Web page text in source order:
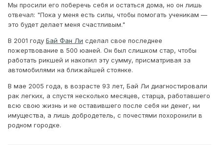
Мы просили его поберечь себя и остаться дома, но он лишь
отвечал: "Пока у меня есть силы, чтобы помогать ученикам —
это будет делает меня счастливым."
В 2001 году Бай Фан Ли сделал свое последнее
пожертвование в 500 юаней. Он был слишком стар, чтобы
работать рикшей и накопил эту сумму, присматривая за
автомобилями на ближайшей стоянке.
В мае 2005 года, в возрасте 93 лет, Бай Ли диагностировали
рак легких, а спустя несколько месяцев, старца, работавшего
всю свою жизнь и не оставившего после себя ни денег, ни
имущества, а лишь добродетель, с почестями похоронили в
родном городке.